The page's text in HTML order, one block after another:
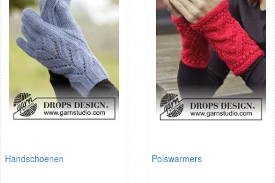
Handschoenen Polswarmers